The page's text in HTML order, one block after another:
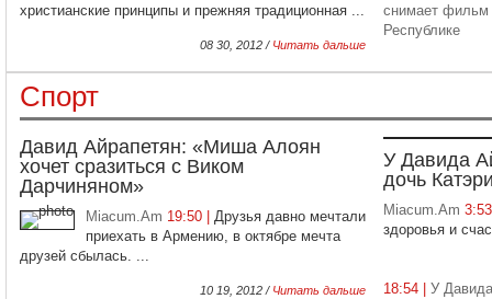
христианские принципы и прежняя традиционная ...
08 30, 2012 / Читать дальше
снимает фильм
Республике
Спорт
Давид Айрапетян: «Миша Алоян
хочет сразиться с Виком
Дарчиняном»
Miacum.Am 19:50 | Друзья давно мечтали
приехать в Армению, в октябре мечта
друзей сбылась. ...
10 19, 2012 / Читать дальше
У Давида
дочь
Miacum.Am
здоровья и
18:54 | У